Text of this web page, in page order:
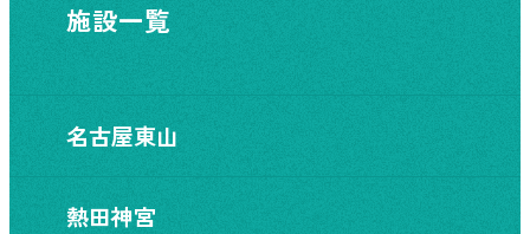
施設一覧
名古屋東山
熱田神宮